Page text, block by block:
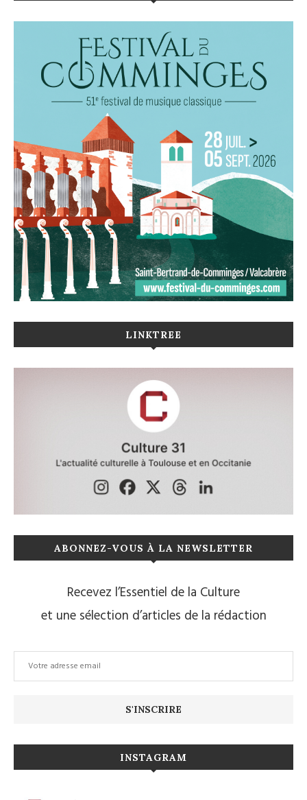
LINKTREE
ABONNEZ-VOUS À LA NEWSLETTER
Recevez l’Essentiel de la Culture
et une sélection d’articles de la rédaction
INSTAGRAM